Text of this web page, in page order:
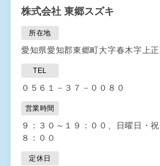
株式会社 東郷スズキ
所在地
愛知県愛知郡東郷町大字春木字上
TEL
０５６１－３７－００８０
営業時間
９：３０～１９：００、日曜日・
８：００
定休日